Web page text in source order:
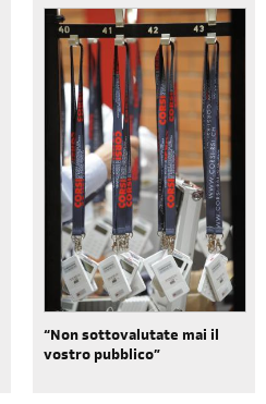
“Non sottovalutate mai il
vostro pubblico”